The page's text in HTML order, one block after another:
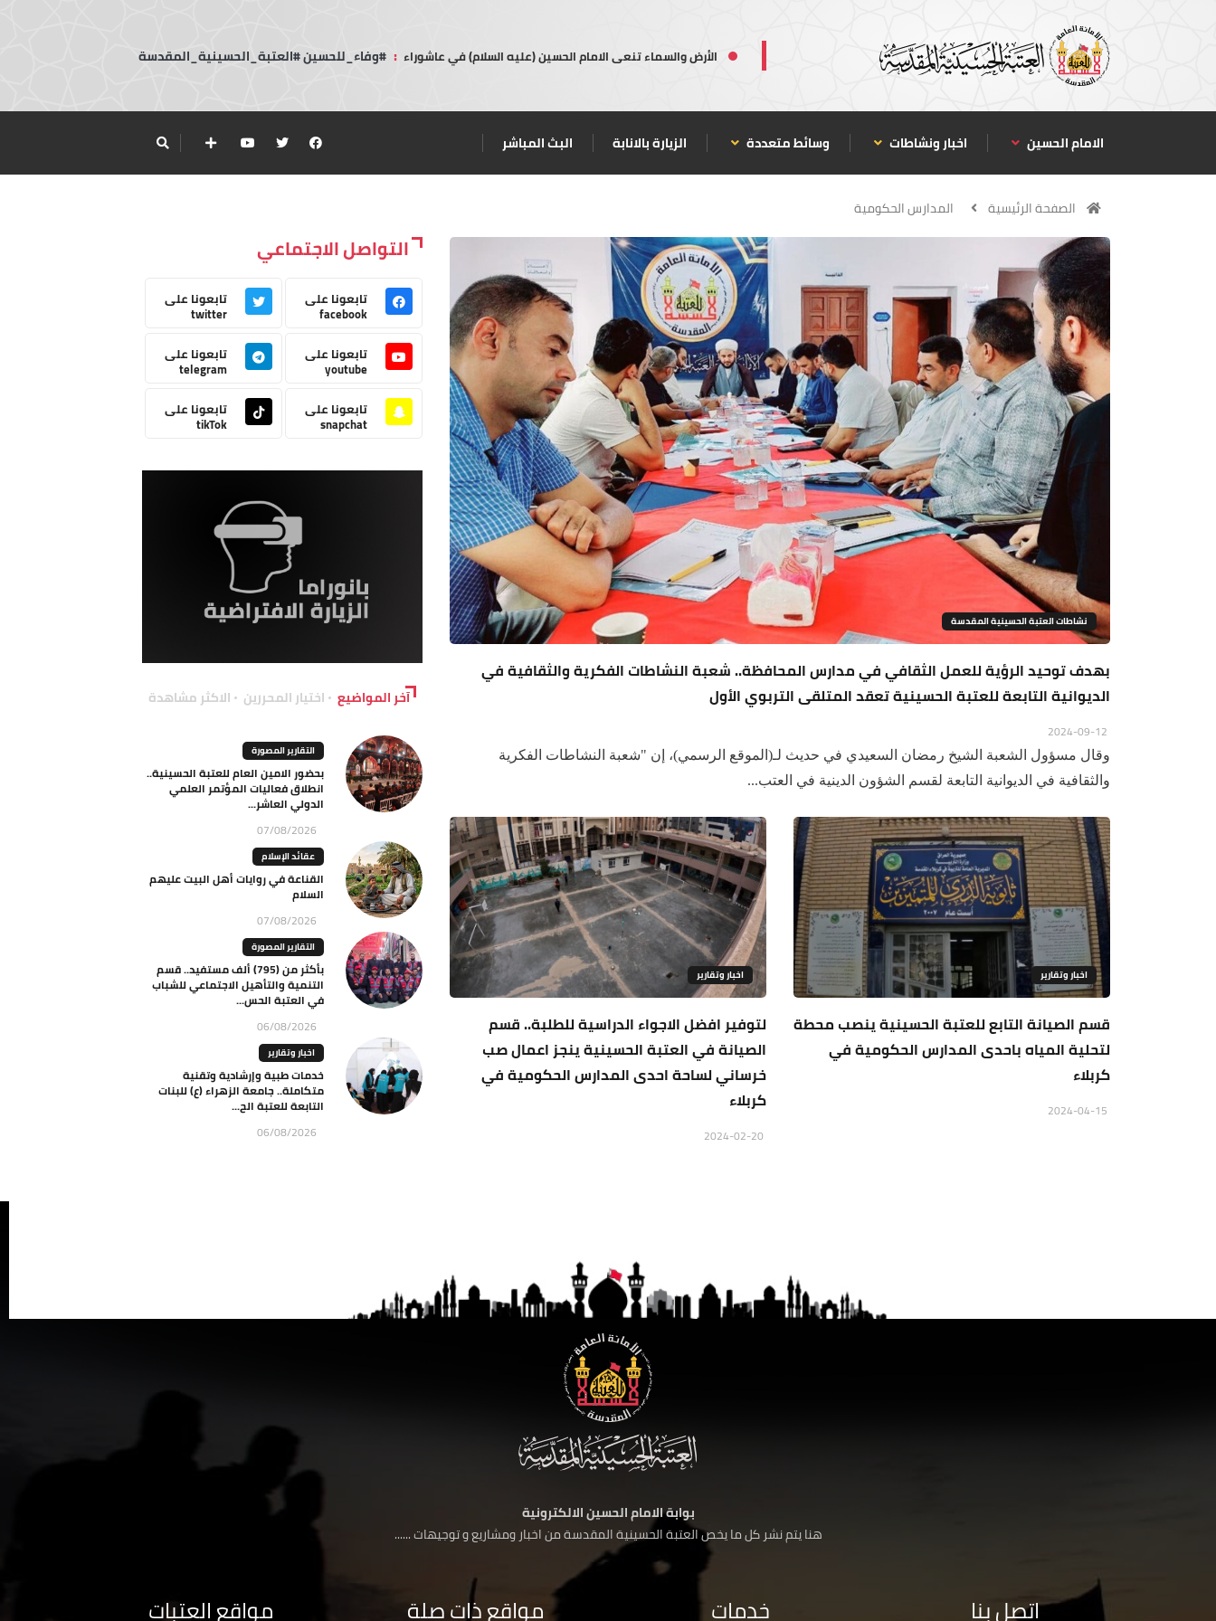
الأرض والسماء تنعى الامام الحسين (عليه السلام) في عاشوراء : #وفاء_للحسين #العتبة_الحسينية_المقدسة
الامام الحسين اخبار ونشاطات وسائط متعددة الزيارة بالانابة البث المباشر
الصفحة الرئيسية المدارس الحكومية
نشاطات العتبة الحسينية المقدسة
بهدف توحيد الرؤية للعمل الثقافي في مدارس المحافظة.. شعبة النشاطات الفكرية والثقافية في
الديوانية التابعة للعتبة الحسينية تعقد المتلقى التربوي الأول
وقال مسؤول الشعبة الشيخ رمضان السعيدي في حديث لـ(الموقع الرسمي)، إن "شعبة النشاطات الفكرية
والثقافية في الديوانية التابعة لقسم الشؤون الدينية في العتب...
اخبار وتقارير
قسم الصيانة التابع للعتبة الحسينية ينصب محطة
لتحلية المياه باحدى المدارس الحكومية في
كربلاء
اخبار وتقارير
لتوفير افضل الاجواء الدراسية للطلبة.. قسم
الصيانة في العتبة الحسينية ينجز اعمال صب
خرساني لساحة احدى المدارس الحكومية في
كربلاء
التواصل الاجتماعي
تابعونا على
facebook
تابعونا على
twitter
تابعونا على
youtube
تابعونا على
telegram
تابعونا على
snapchat
تابعونا على
tikTok
آخر المواضيع اختيار المحررين الاكثر مشاهدة
التقارير المصورة
بحضور الامين العام للعتبة الحسينية..
انطلاق فعاليات المؤتمر العلمي
الدولي العاشر...
07/08/2026
عقائد الإسلام
القناعة في روايات أهل البيت عليهم
السلام
07/08/2026
التقارير المصورة
بأكثر من (795) ألف مستفيد.. قسم
التنمية والتأهيل الاجتماعي للشباب
في العتبة الحس...
06/08/2026
اخبار وتقارير
خدمات طبية وإرشادية وتقنية
متكاملة.. جامعة الزهراء (ع) للبنات
التابعة للعتبة الح...
06/08/2026
بوابة الامام الحسين الالكترونية
هنا يتم نشر كل ما يخص العتبة الحسينية المقدسة من اخبار ومشاريع و توجيهات ......
اتصل بنا خدمات مواقع ذات صلة مواقع العتبات